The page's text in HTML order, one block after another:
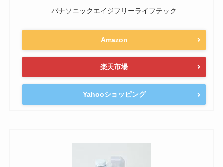
パナソニックエイジフリーライフテック
Amazon
楽天市場
Yahooショッピング